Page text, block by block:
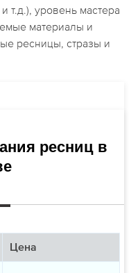
т.д.), уровень мастера
материалы и
ресницы, стразы и
ресниц в
Цена